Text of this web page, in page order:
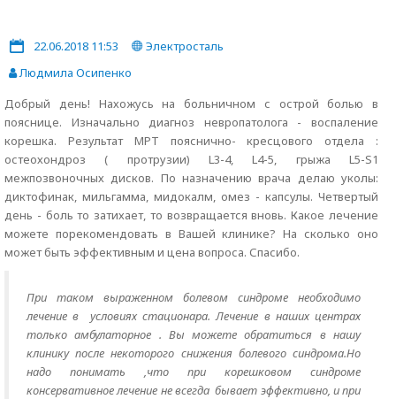
22.06.2018 11:53
Электросталь
Людмила Осипенко
Добрый день! Нахожусь на больничном с острой болью в
пояснице. Изначально диагноз невропатолога - воспаление
корешка. Результат МРТ пояснично- кресцового отдела :
остеохондроз ( протрузии) L3-4, L4-5, грыжа L5-S1
межпозвоночных дисков. По назначению врача делаю уколы:
диктофинак, мильгамма, мидокалм, омез - капсулы. Четвертый
день - боль то затихает, то возвращается вновь. Какое лечение
можете порекомендовать в Вашей клинике? На сколько оно
может быть эффективным и цена вопроса. Спасибо.
При таком выраженном болевом синдроме необходимо
лечение в условиях стационара. Лечение в наших центрах
только амбулаторное . Вы можете обратиться в нашу
клинику после некоторого снижения болевого синдрома.Но
надо понимать ,что при корешковом синдроме
консервативное лечение не всегда бывает эффективно, и при